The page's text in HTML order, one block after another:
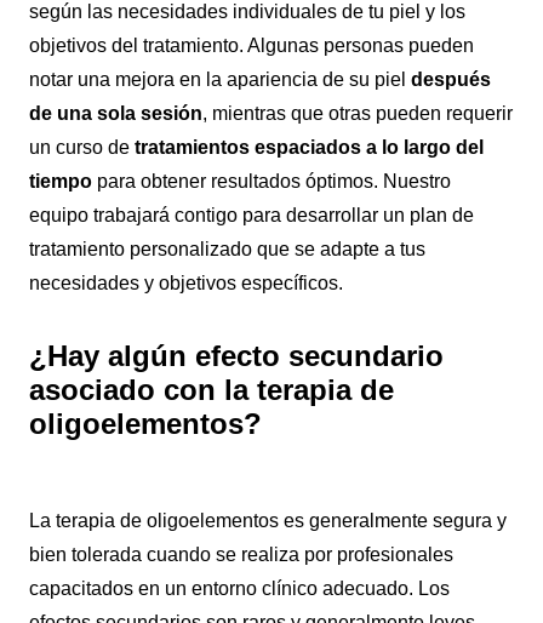
según las necesidades individuales de tu piel y los
objetivos del tratamiento. Algunas personas pueden
notar una mejora en la apariencia de su piel después
de una sola sesión, mientras que otras pueden requerir
un curso de tratamientos espaciados a lo largo del
tiempo para obtener resultados óptimos. Nuestro
equipo trabajará contigo para desarrollar un plan de
tratamiento personalizado que se adapte a tus
necesidades y objetivos específicos.
¿Hay algún efecto secundario
asociado con la terapia de
oligoelementos?
La terapia de oligoelementos es generalmente segura y
bien tolerada cuando se realiza por profesionales
capacitados en un entorno clínico adecuado. Los